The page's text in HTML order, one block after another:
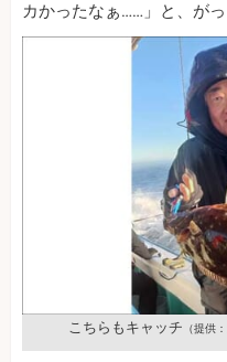
カかったなぁ……」と、がっ
こちらもキャッチ （提供